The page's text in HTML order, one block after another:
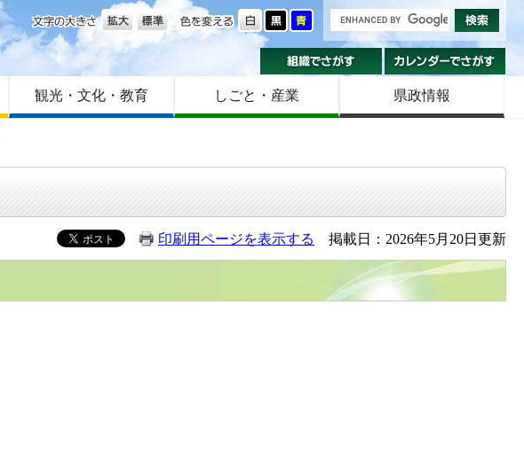
色を変える
文字の大きさ
組織でさがす
観光・文化・教育 しごと・産業 県政情報
印刷用ページを表示する 掲載日：2026年5月20日更新